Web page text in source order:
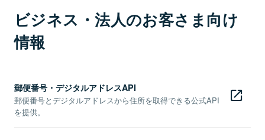
ビジネス・法人のお客さま向け
情報
郵便番号・デジタルアドレスAPI
郵便番号とデジタルアドレスから住所を取得できる公式API
を提供。